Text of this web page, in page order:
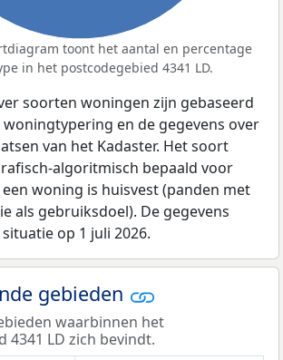
toont het aantal en percentage
in het postcodegebied 4341 LD.
soorten woningen zijn gebaseerd
woningtypering en de gegevens over
van het Kadaster. Het soort
algoritmisch bepaald voor
woning is huisvest (panden met
als gebruiksdoel). De gegevens
op 1 juli 2026.
gebieden
waarbinnen het
4341 LD zich bevindt.